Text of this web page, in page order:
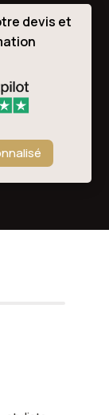
devis et